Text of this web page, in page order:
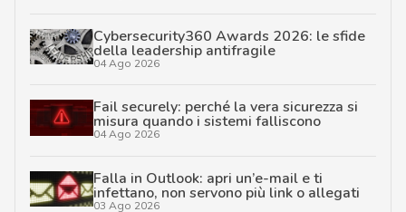
Cybersecurity360 Awards 2026: le sfide
della leadership antifragile
04 Ago 2026
Fail securely: perché la vera sicurezza si
misura quando i sistemi falliscono
04 Ago 2026
Falla in Outlook: apri un’e-mail e ti
infettano, non servono più link o allegati
03 Ago 2026